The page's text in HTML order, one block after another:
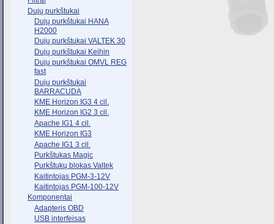
Dujų purkštukai
Dujų purkštukai HANA
H2000
Dujų purkštukai VALTEK 30
Dujų purkštukai Keihin
Dujų purkštukai OMVL REG
fast
Dujų purkštukai
BARRACUDA
KME Horizon IG3 4 cil.
KME Horizon IG2 3 cil.
Apache IG1 4 cil.
KME Horizon IG3
Apache IG1 3 cil.
Purkštukas Magic
Purkštukų blokas Valtek
Kaitintojas PGM-3-12V
Kaitintojas PGM-100-12V
Komponentai
Adapteris OBD
USB interfeisas